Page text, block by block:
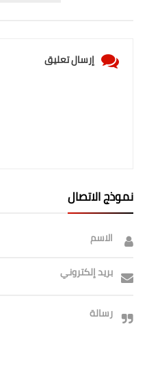
إرسال تعليق
نموذج الاتصال
الاسم
بريد إلكتروني
رسالة